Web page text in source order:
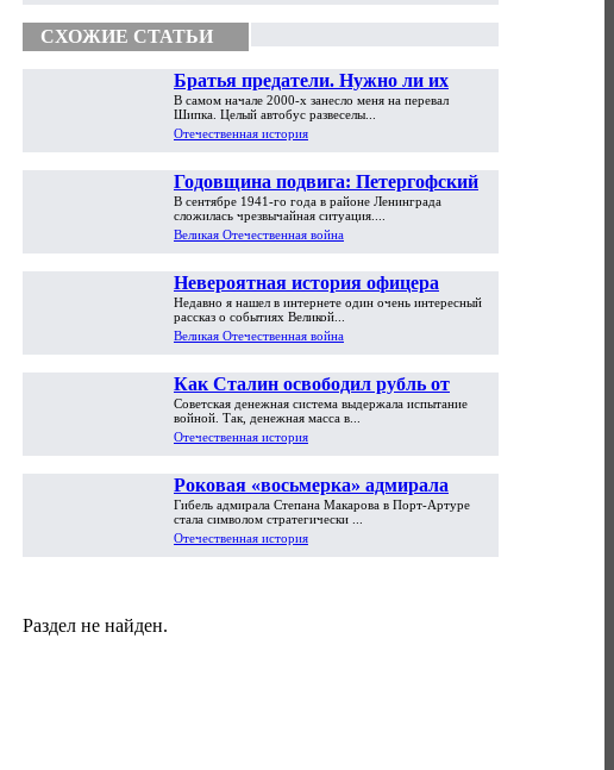
СХОЖИЕ СТАТЬИ
Братья предатели. Нужно ли их
прощать?
В самом начале 2000-х занесло меня на перевал
Шипка. Целый автобус развеселы...
Отечественная история
Годовщина подвига: Петергофский
десант
В сентябре 1941-го года в районе Ленинграда
сложилась чрезвычайная ситуация....
Великая Отечественная война
Невероятная история офицера
Красной Армии (быль)
Недавно я нашел в интернете один очень интересный
рассказ о событиях Великой...
Великая Отечественная война
Как Сталин освободил рубль от
доллара
Советская денежная система выдержала испытание
войной. Так, денежная масса в...
Отечественная история
Роковая «восьмерка» адмирала
Макарова
Гибель адмирала Степана Макарова в Порт-Артуре
стала символом стратегически ...
Отечественная история
Раздел не найден.